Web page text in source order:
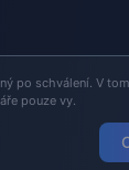
po schválení. V
pouze vy.